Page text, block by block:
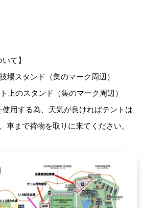
て】
場スタンド（集のマーク周辺）
上のスタンド（集のマーク周辺）
用する為、天気が良ければテントは
車まで荷物を取りに来てください。